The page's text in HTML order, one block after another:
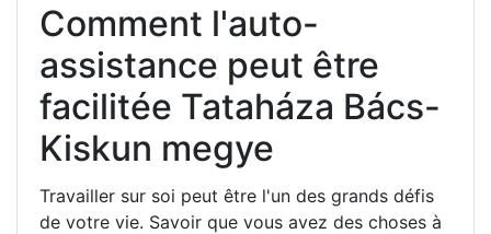
Comment l'auto-
assistance peut être
facilitée Tataháza Bács-
Kiskun megye
Travailler sur soi peut être l'un des grands défis
de votre vie. Savoir que vous avez des choses à